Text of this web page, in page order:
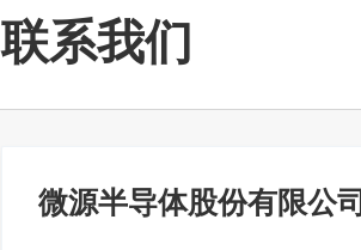
联系我们
微源半导体股份有限公司